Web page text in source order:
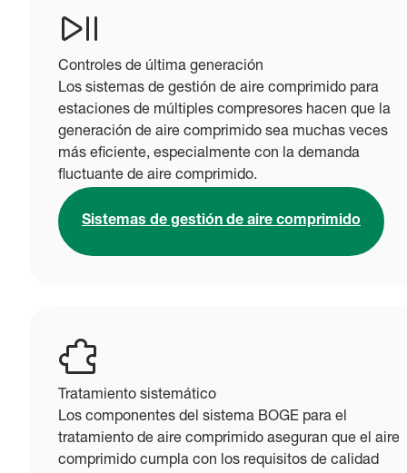
Controles de última generación
Los sistemas de gestión de aire comprimido para
estaciones de múltiples compresores hacen que la
generación de aire comprimido sea muchas veces
más eficiente, especialmente con la demanda
fluctuante de aire comprimido.
Sistemas de gestión de aire comprimido
Tratamiento sistemático
Los componentes del sistema BOGE para el
tratamiento de aire comprimido aseguran que el aire
comprimido cumpla con los requisitos de calidad